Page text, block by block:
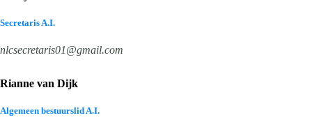
Secretaris A.I.
nlcsecretaris01@gmail.com
Rianne van Dijk
Algemeen bestuurslid A.I.